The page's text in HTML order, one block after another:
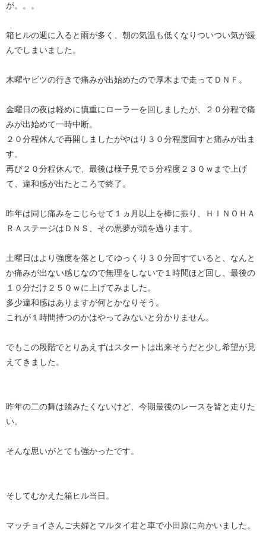
が。。。
箱ヒルの週に入ると雨が多く、朝の気温も低くなりついつい気が緩
んでしまいました。
木曜ヤビツの行きで痛みが出始めたので厚木まで走ってＤＮＦ。
金曜日の夜は軽めに慎重にローラーを回しましたが、２０分程で痛
みが出始めて一時中断。
２０分程休んで再開しましたがやはり３０分程度回すと痛みが出ま
す。
再び２０分程休んで、最後は様子見で５分程度２３０ｗまで上げ
て、違和感が出たところで終了。
昨年は同じ痛みをこじらせて１ヵ月以上を棒に振り、ＨＩＮＯＨＡ
ＲＡステージはＤＮＳ、その悪夢が頭を過ります。
土曜日はより強度を落としてゆっくり３０分回すていると、なんと
か痛みが出ない感じなので無理をしないで１時間ほど回し、最後の
１０分だけ２５０ｗに上げてみました。
多少違和感はありますが何とかなりそう。
これが１時間持つのかはやってみないと分かりません。
でもこの段階でとりあえずはスタートは出来そうだと少し希望が見
えてきました。
昨年の二の舞は踏みたくないけど、今期最後のレースを皆と走りた
い。
そんな思いがとても強かったです。
そしてむかえた箱ヒル当日。
マッチョイさんご夫婦とマルタイ君と車で小田原に向かいました。